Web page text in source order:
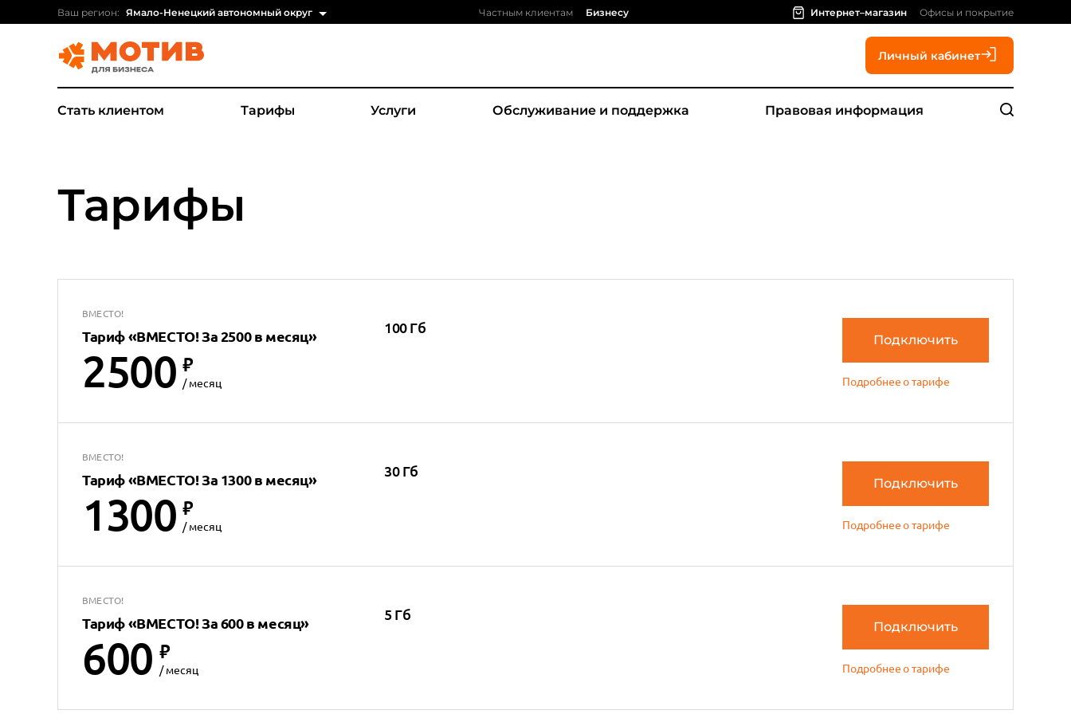
Ваш регион: Ямало-Ненецкий автономный округ Частным клиентам Бизнесу Интернет–магазин Офисы и покрытие
Личный кабинет
Стать клиентом Тарифы Услуги Обслуживание и поддержка Правовая информация
Тарифы
ВМЕСТО!
Тариф«ВМЕСТО! За 2500 в месяц»
2500 ₽
/ месяц
100 Гб
Подключить
Подробнее о тарифе
ВМЕСТО!
Тариф«ВМЕСТО! За 1300 в месяц»
1300 ₽
/ месяц
30 Гб
Подключить
Подробнее о тарифе
ВМЕСТО!
Тариф«ВМЕСТО! За 600 в месяц»
600 ₽
/ месяц
5 Гб
Подключить
Подробнее о тарифе